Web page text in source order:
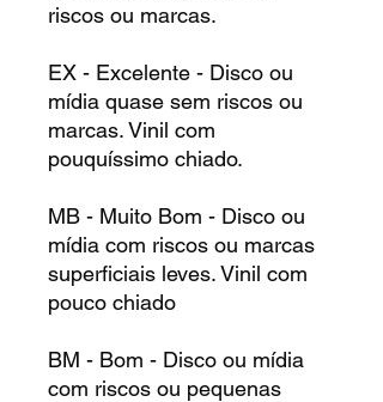
riscos ou marcas.
EX - Excelente - Disco ou
mídia quase sem riscos ou
marcas. Vinil com
pouquíssimo chiado.
MB - Muito Bom - Disco ou
mídia com riscos ou marcas
superficiais leves. Vinil com
pouco chiado
BM - Bom - Disco ou mídia
com riscos ou pequenas